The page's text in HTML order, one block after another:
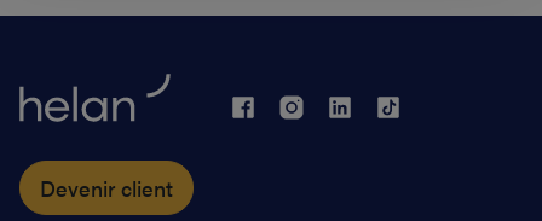
Devenir client